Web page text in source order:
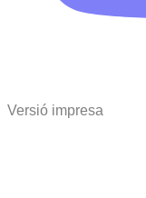
Versió impresa